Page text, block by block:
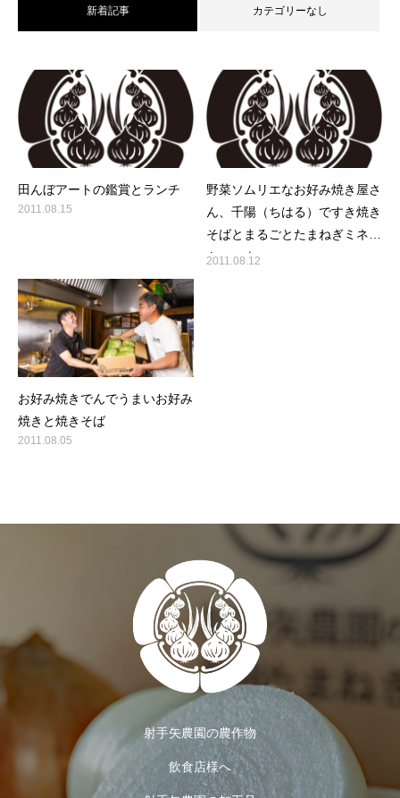
新着記事 カテゴリーなし
田んぼアートの鑑賞とランチ
2011.08.15
野菜ソムリエなお好み焼き屋さ
ん、千陽（ちはる）ですき焼き
そばとまるごとたまねぎミネス
トローネ
2011.08.12
お好み焼きでんでうまいお好み
焼きと焼きそば
2011.08.05
射手矢農園の農作物
飲食店様へ